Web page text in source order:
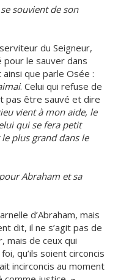
souvient de son
du Seigneur,
pour le sauver dans
ainsi que parle Osée :
. Celui qui refuse de
pas être sauvé et dire
vient à mon aide, le
qui se fera petit
plus grand dans le
Abraham et sa
d’Abraham, mais
dit, il ne s’agit pas de
mais de ceux qui
qu’ils soient circoncis
incirconcis au moment